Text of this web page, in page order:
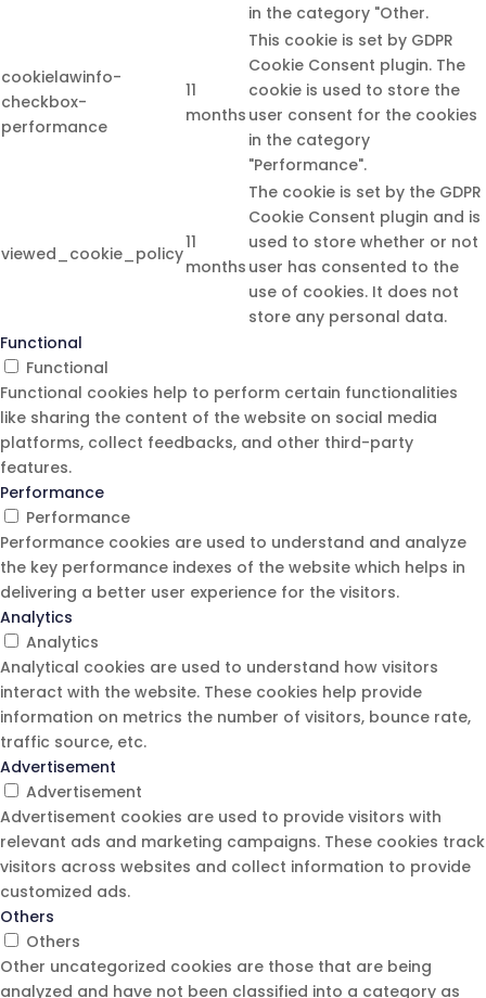
in the category "Other.
cookielawinfo-
checkbox-
performance
11
months
This cookie is set by GDPR
Cookie Consent plugin. The
cookie is used to store the
user consent for the cookies
in the category
"Performance".
viewed_cookie_policy
11
months
The cookie is set by the GDPR
Cookie Consent plugin and is
used to store whether or not
user has consented to the
use of cookies. It does not
store any personal data.
Functional
Functional
Functional cookies help to perform certain functionalities
like sharing the content of the website on social media
platforms, collect feedbacks, and other third-party
features.
Performance
Performance
Performance cookies are used to understand and analyze
the key performance indexes of the website which helps in
delivering a better user experience for the visitors.
Analytics
Analytics
Analytical cookies are used to understand how visitors
interact with the website. These cookies help provide
information on metrics the number of visitors, bounce rate,
traffic source, etc.
Advertisement
Advertisement
Advertisement cookies are used to provide visitors with
relevant ads and marketing campaigns. These cookies track
visitors across websites and collect information to provide
customized ads.
Others
Others
Other uncategorized cookies are those that are being
analyzed and have not been classified into a category as